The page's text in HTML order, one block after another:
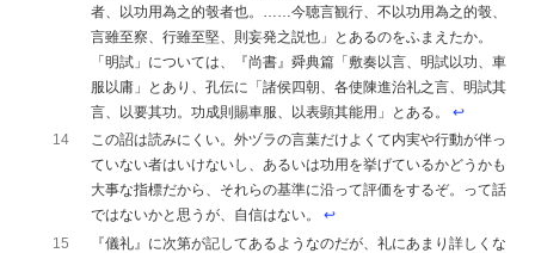
者、以功用為之的彀者也。……今聴言観行、不以功用為之的彀、
言雖至察、行雖至堅、則妄発之説也」とあるのをふまえたか。
「明試」については、『尚書』舜典篇「敷奏以言、明試以功、車
服以庸」とあり、孔伝に「諸侯四朝、各使陳進治礼之言、明試其
言、以要其功。功成則賜車服、以表顕其能用」とある。↩︎
14
この詔は読みにくい。外ヅラの言葉だけよくて内実や行動が伴っ
ていない者はいけないし、あるいは功用を挙げているかどうかも
大事な指標だから、それらの基準に沿って評価をするぞ。って話
ではないかと思うが、自信はない。↩︎
15
『儀礼』に次第が記してあるようなのだが、礼にあまり詳しくな